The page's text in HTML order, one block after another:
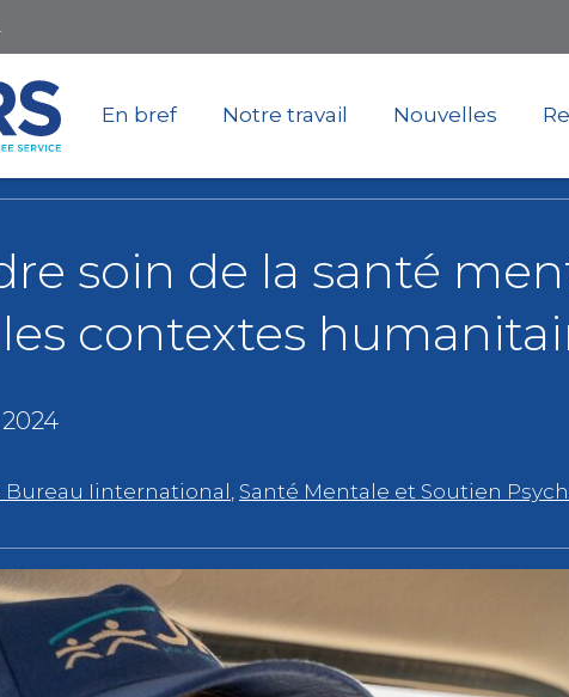
to
content
En bref Notre travail Nouvelles
soin de la santé
contextes
Bureau Iinternational Santé Mentale et Soutien